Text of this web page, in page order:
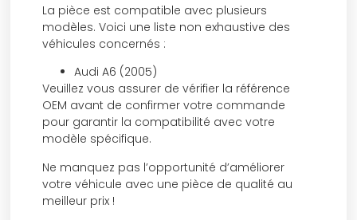
La pièce est compatible avec plusieurs
modèles. Voici une liste non exhaustive des
véhicules concernés :
Audi A6 (2005)
Veuillez vous assurer de vérifier la référence
OEM avant de confirmer votre commande
pour garantir la compatibilité avec votre
modèle spécifique.
Ne manquez pas l’opportunité d’améliorer
votre véhicule avec une pièce de qualité au
meilleur prix !